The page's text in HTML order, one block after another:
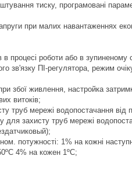
тиску, програмовані
при малих навантаженнях
в процесі роботи або в зупиненому
зв'язку ПІ-регулятора, режим
збої живлення, настройка
витоків;
труб мережі водопостачання від
для захисту труб мережі
потужності: 1% на кожні
4% на кожен 1ºC;